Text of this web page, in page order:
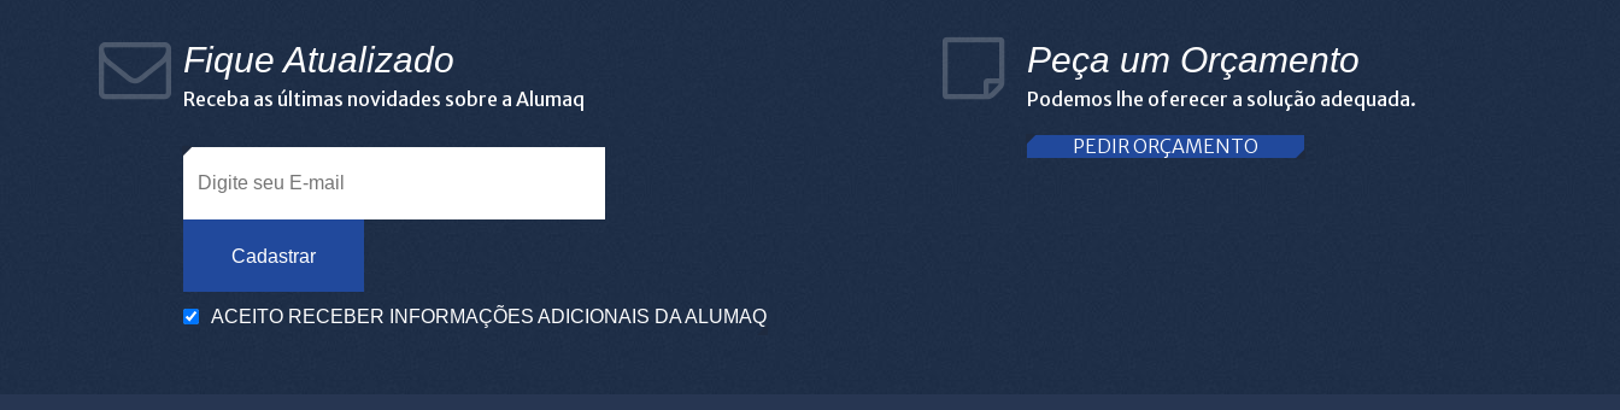
Fique Atualizado
Receba as últimas novidades sobre a Alumaq
Cadastrar
ACEITO RECEBER INFORMAÇÕES ADICIONAIS DA ALUMAQ
Peça um Orçamento
Podemos lhe oferecer a solução adequada.
PEDIR ORÇAMENTO